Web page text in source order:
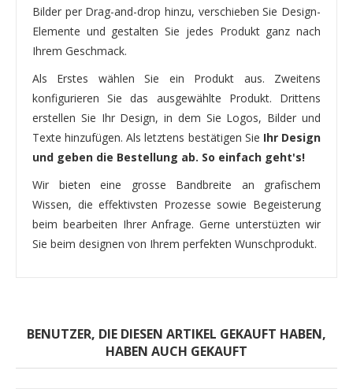
Bilder per Drag-and-drop hinzu, verschieben Sie Design-
Elemente und gestalten Sie jedes Produkt ganz nach
Ihrem Geschmack.
Als Erstes wählen Sie ein Produkt aus. Zweitens
konfigurieren Sie das ausgewählte Produkt. Drittens
erstellen Sie Ihr Design, in dem Sie Logos, Bilder und
Texte hinzufügen. Als letztens bestätigen Sie Ihr Design
und geben die Bestellung ab. So einfach geht's!
Wir bieten eine grosse Bandbreite an grafischem
Wissen, die effektivsten Prozesse sowie Begeisterung
beim bearbeiten Ihrer Anfrage. Gerne unterstüzten wir
Sie beim designen von Ihrem perfekten Wunschprodukt.
BENUTZER, DIE DIESEN ARTIKEL GEKAUFT HABEN,
HABEN AUCH GEKAUFT